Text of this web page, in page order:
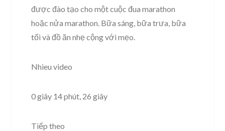
được đào tạo cho một cuộc đua marathon
hoặc nửa marathon. Bữa sáng, bữa trưa, bữa
tối và đồ ăn nhẹ cộng với mẹo.
Nhieu video
0 giây 14 phút, 26 giây
Tiếp theo